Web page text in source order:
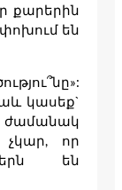
քարերին
են
կասեք`
չկար, որ
են